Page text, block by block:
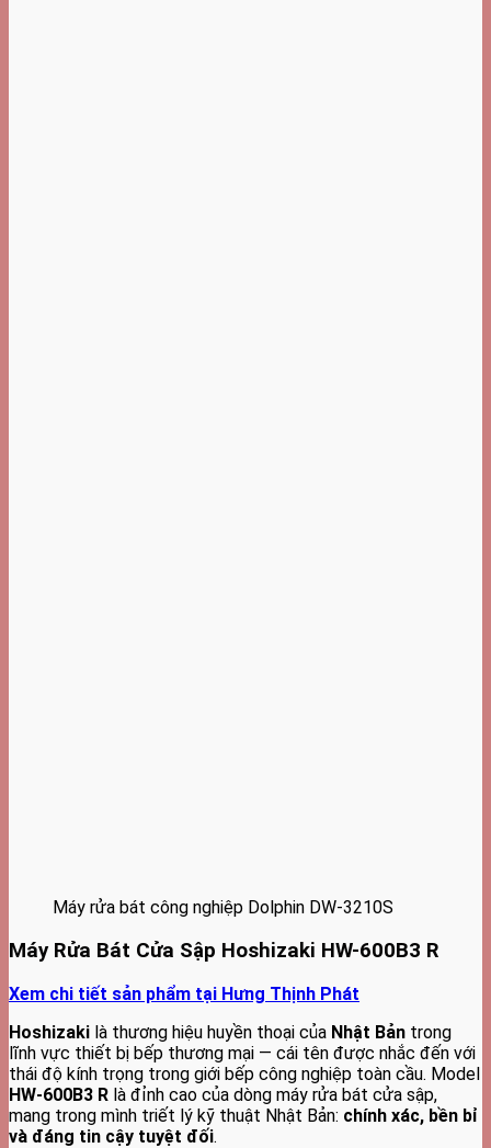
Máy rửa bát công nghiệp Dolphin DW-3210S
Máy Rửa Bát Cửa Sập Hoshizaki HW-600B3 R
Xem chi tiết sản phẩm tại Hưng Thịnh Phát
Hoshizaki là thương hiệu huyền thoại của Nhật Bản trong
lĩnh vực thiết bị bếp thương mại — cái tên được nhắc đến với
thái độ kính trọng trong giới bếp công nghiệp toàn cầu. Model
HW-600B3 R là đỉnh cao của dòng máy rửa bát cửa sập,
mang trong mình triết lý kỹ thuật Nhật Bản: chính xác, bền bỉ
và đáng tin cậy tuyệt đối.